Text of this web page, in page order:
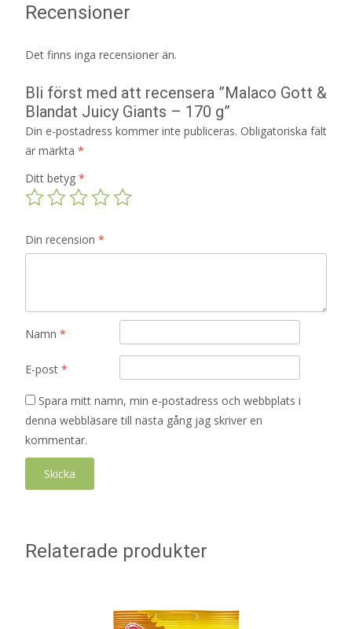
Recensioner
Det finns inga recensioner än.
Bli först med att recensera ”Malaco Gott &
Blandat Juicy Giants – 170 g”
Din e-postadress kommer inte publiceras. Obligatoriska fält
är märkta *
Ditt betyg *
Din recension *
Namn *
E-post *
Spara mitt namn, min e-postadress och webbplats i
denna webbläsare till nästa gång jag skriver en
kommentar.
Relaterade produkter